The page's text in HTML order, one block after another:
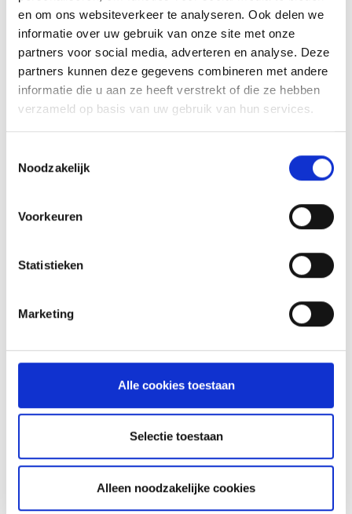
en om ons websiteverkeer te analyseren. Ook delen we
informatie over uw gebruik van onze site met onze
partners voor social media, adverteren en analyse. Deze
partners kunnen deze gegevens combineren met andere
informatie die u aan ze heeft verstrekt of die ze hebben
verzameld op basis van uw gebruik van hun services.
Noodzakelijk
Voorkeuren
Statistieken
Marketing
Alle cookies toestaan
Selectie toestaan
Alleen noodzakelijke cookies